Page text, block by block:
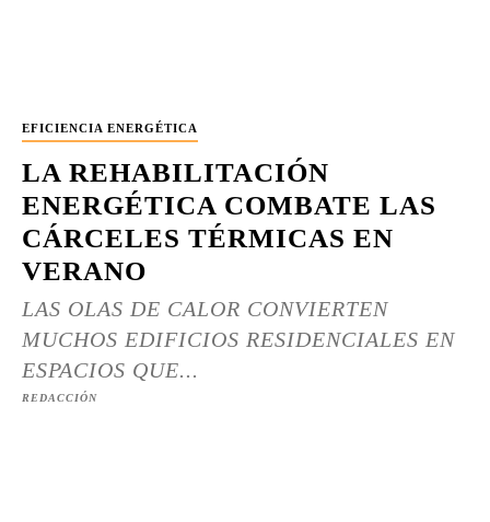
EFICIENCIA ENERGÉTICA
LA REHABILITACIÓN
ENERGÉTICA COMBATE LAS
CÁRCELES TÉRMICAS EN
VERANO
LAS OLAS DE CALOR CONVIERTEN
MUCHOS EDIFICIOS RESIDENCIALES EN
ESPACIOS QUE...
REDACCIÓN